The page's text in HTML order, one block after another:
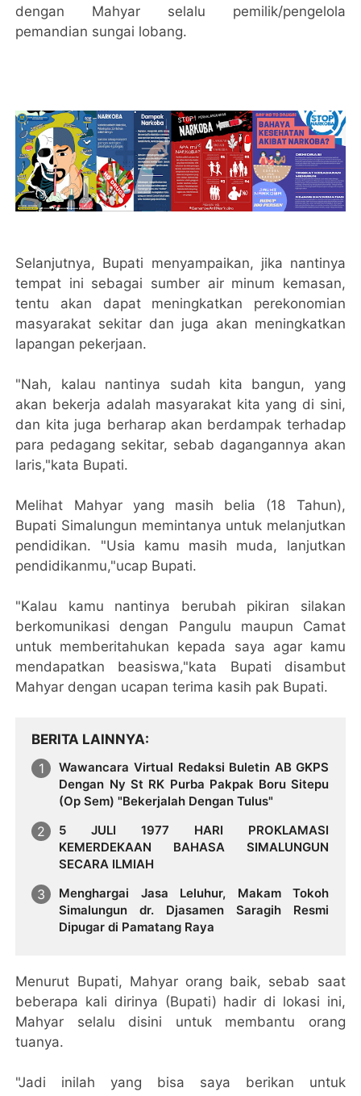
dengan Mahyar selalu pemilik/pengelola
pemandian sungai lobang.
Selanjutnya, Bupati menyampaikan, jika nantinya
tempat ini sebagai sumber air minum kemasan,
tentu akan dapat meningkatkan perekonomian
masyarakat sekitar dan juga akan meningkatkan
lapangan pekerjaan.
"Nah, kalau nantinya sudah kita bangun, yang
akan bekerja adalah masyarakat kita yang di sini,
dan kita juga berharap akan berdampak terhadap
para pedagang sekitar, sebab dagangannya akan
laris,"kata Bupati.
Melihat Mahyar yang masih belia (18 Tahun),
Bupati Simalungun memintanya untuk melanjutkan
pendidikan. "Usia kamu masih muda, lanjutkan
pendidikanmu,"ucap Bupati.
"Kalau kamu nantinya berubah pikiran silakan
berkomunikasi dengan Pangulu maupun Camat
untuk memberitahukan kepada saya agar kamu
mendapatkan beasiswa,"kata Bupati disambut
Mahyar dengan ucapan terima kasih pak Bupati.
BERITA LAINNYA
Wawancara Virtual Redaksi Buletin AB GKPS
Dengan Ny St RK Purba Pakpak Boru Sitepu
(Op Sem) "Bekerjalah Dengan Tulus"
5 JULI 1977 HARI PROKLAMASI
KEMERDEKAAN BAHASA SIMALUNGUN
SECARA ILMIAH
Menghargai Jasa Leluhur, Makam Tokoh
Simalungun dr. Djasamen Saragih Resmi
Dipugar di Pamatang Raya
Menurut Bupati, Mahyar orang baik, sebab saat
beberapa kali dirinya (Bupati) hadir di lokasi ini,
Mahyar selalu disini untuk membantu orang
tuanya.
"Jadi inilah yang bisa saya berikan untuk